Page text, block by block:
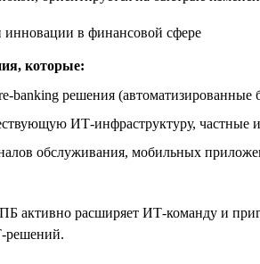
которые:
banking решения
ИТ-инфраструктуру, частные
обслуживания, мобильных
активно расширяет ИТ-команду и
решений.